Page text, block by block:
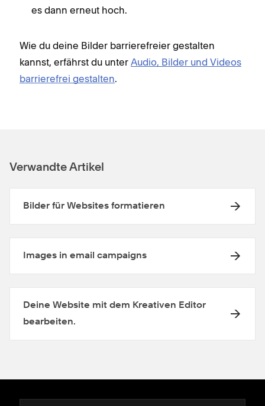
es dann erneut hoch.
Wie du deine Bilder barrierefreier gestalten
kannst, erfährst du unter Audio, Bilder und Videos
barrierefrei gestalten.
Verwandte Artikel
Bilder für Websites formatieren
Images in email campaigns
Deine Website mit dem Kreativen Editor
bearbeiten.